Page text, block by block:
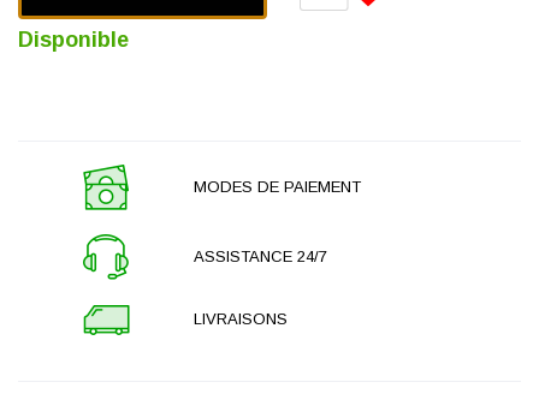
Disponible
MODES DE PAIEMENT
ASSISTANCE 24/7
LIVRAISONS